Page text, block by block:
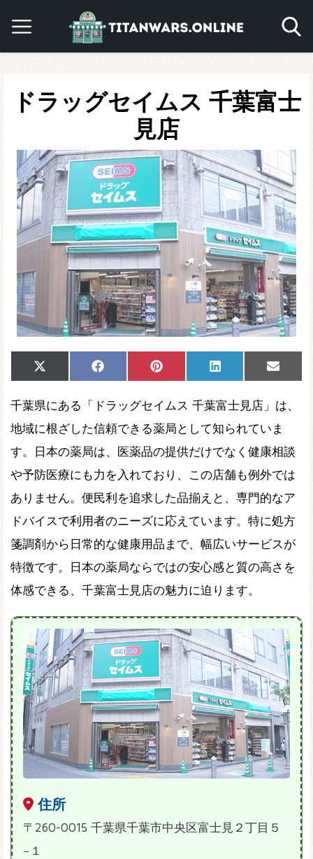
ドラッグセイムス 千葉富士
見店
Share
on
X
(Twitter)
Share
on
Facebook Share
on
Pinterest Share
on
LinkedIn
Share
on
Email
千葉県にある「ドラッグセイムス 千葉富士見店」は、
地域に根ざした信頼できる薬局として知られていま
す。日本の薬局は、医薬品の提供だけでなく健康相談
や予防医療にも力を入れており、この店舗も例外では
ありません。便民利を追求した品揃えと、専門的なア
ドバイスで利用者のニーズに応えています。特に処方
箋調剤から日常的な健康用品まで、幅広いサービスが
特徴です。日本の薬局ならではの安心感と質の高さを
体感できる、千葉富士見店の魅力に迫ります。
住所
〒260-0015 千葉県千葉市中央区富士見２丁目５
−１